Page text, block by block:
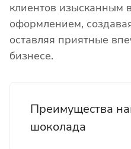
клиентов изысканным
оформлением,
оставляя приятные
бизнесе.
Преимущества
шоколада